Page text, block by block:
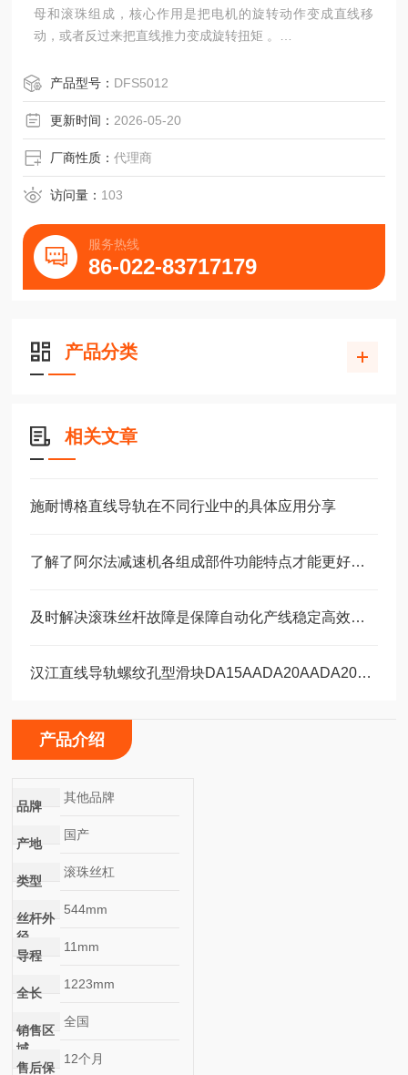
母和滚珠组成，核心作用是把电机的旋转动作变成直线移
动，或者反过来把直线推力变成旋转扭矩 。
产品型号： DFS5012
更新时间： 2026-05-20
厂商性质：代理商
访问量： 103
服务热线
86-022-83717179
产品分类
相关文章
施耐博格直线导轨在不同行业中的具体应用分享
了解了阿尔法减速机各组成部件功能特点才能更好的使用它
及时解决滚珠丝杆故障是保障自动化产线稳定高效的关键
汉江直线导轨螺纹孔型滑块DA15AADA20AADA20AAL
产品介绍
品牌
其他品牌
产地
国产
类型
滚珠丝杠
丝杆外
径
544mm
导程
11mm
全长
1223mm
销售区
域
全国
售后保
12个月